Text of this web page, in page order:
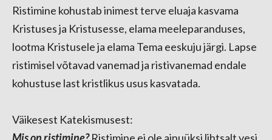
Ristimine kohustab inimest terve eluaja kasvama
Kristuses ja Kristusesse, elama meeleparanduses,
lootma Kristusele ja elama Tema eeskuju järgi. Lapse
ristimisel võtavad vanemad ja ristivanemad endale
kohustuse last kristlikus usus kasvatada.
Väikesest Katekismusest: